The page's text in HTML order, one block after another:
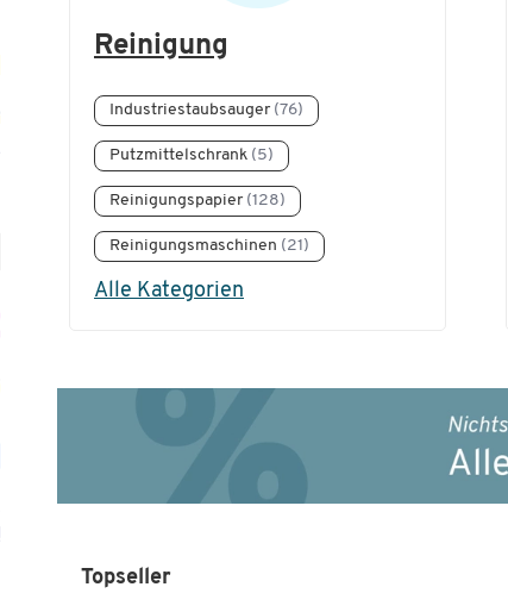
Reinigung
Industriestaubsauger (76)
Putzmittelschrank (5)
Reinigungspapier (128)
Reinigungsmaschinen (21)
Alle Kategorien
Topseller